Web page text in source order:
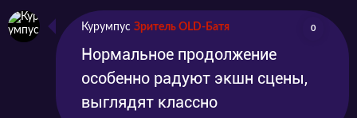
Курумпус Зритель OLD-Батя 0
Нормальное продолжение
особенно радуют экшн сцены,
выглядят классно